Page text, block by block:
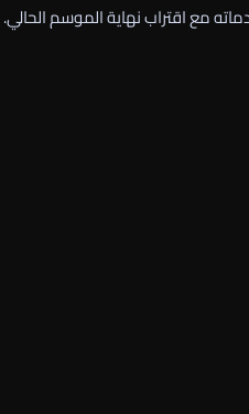
مع اقتراب نهاية الموسم الحالي.